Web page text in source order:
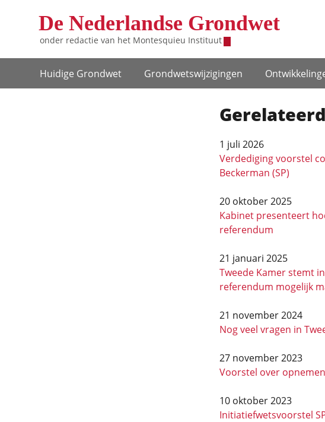
De Nederlandse Grondwet
onder redactie van het Montesquieu Instituut
Hoofdnavigatie
Huidige Grondwet Grondwets­wijzigingen
1 juli 2026
Verdediging voorstel
Beckerman (SP)
20 oktober 2025
Kabinet presenteert
referendum
21 januari 2025
Tweede Kamer stemt
referendum mogelijk
21 november 2024
Nog veel vragen in
27 november 2023
Voorstel over
10 oktober 2023
Initiatiefwetsvoorstel